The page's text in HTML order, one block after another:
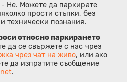
- Не. Можете да паркирате
прости стъпки, без
технически познания.
относно паркирането
да се свържете с нас чрез
чрез чат на живо, или ако
да изпратите съобщение
.